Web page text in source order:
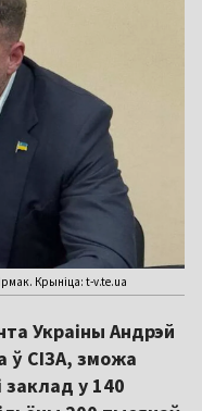
Крыніца: t-v.te.ua
Украіны Андрэй
ў СІЗА, зможа
заклад у 140